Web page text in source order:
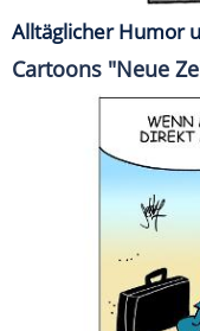
Alltäglicher Humor
Cartoons "Neue